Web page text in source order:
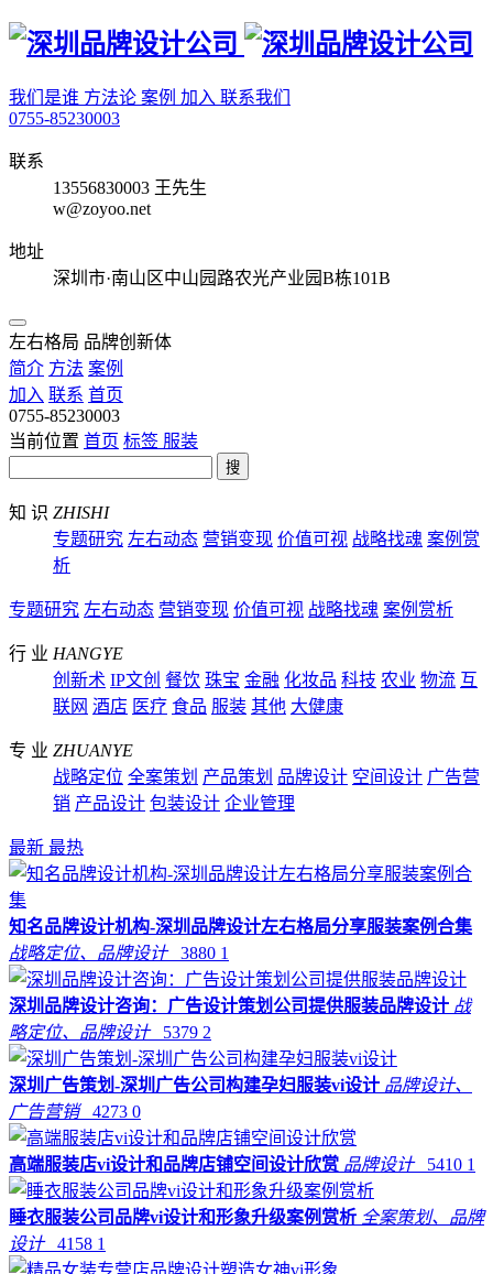
我们是谁 方法论 案例 加入 联系我们
0755-85230003
联系
13556830003 王先生
w@zoyoo.net
地址
深圳市·南山区中山园路农光产业园B栋101B
左右格局 品牌创新体
简介 方法 案例
加入 联系 首页
0755-85230003
当前位置 首页 标签 服装
搜
知 识 ZHISHI
专题研究 左右动态 营销变现 价值可视 战略找魂 案例赏
析
专题研究 左右动态 营销变现 价值可视 战略找魂 案例赏析
行 业 HANGYE
创新术 IP文创 餐饮 珠宝 金融 化妆品 科技 农业 物流 互
联网 酒店 医疗 食品 服装 其他 大健康
专 业 ZHUANYE
战略定位 全案策划 产品策划 品牌设计 空间设计 广告营
销 产品设计 包装设计 企业管理
最新 最热
知名品牌设计机构-深圳品牌设计左右格局分享服装案例合集
战略定位、品牌设计 3880 1
深圳品牌设计咨询：广告设计策划公司提供服装品牌设计 战
略定位、品牌设计 5379 2
深圳广告策划-深圳广告公司构建孕妇服装vi设计 品牌设计、
广告营销 4273 0
高端服装店vi设计和品牌店铺空间设计欣赏 品牌设计 5410 1
睡衣服装公司品牌vi设计和形象升级案例赏析 全案策划、品牌
设计 4158 1